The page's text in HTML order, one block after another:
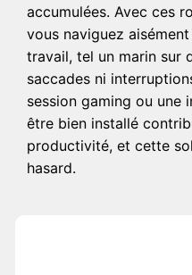
accumulées. Avec ces
vous naviguez
travail, tel un marin sur
saccades ni
session gaming ou une
être bien installé
productivité, et cette
hasard.